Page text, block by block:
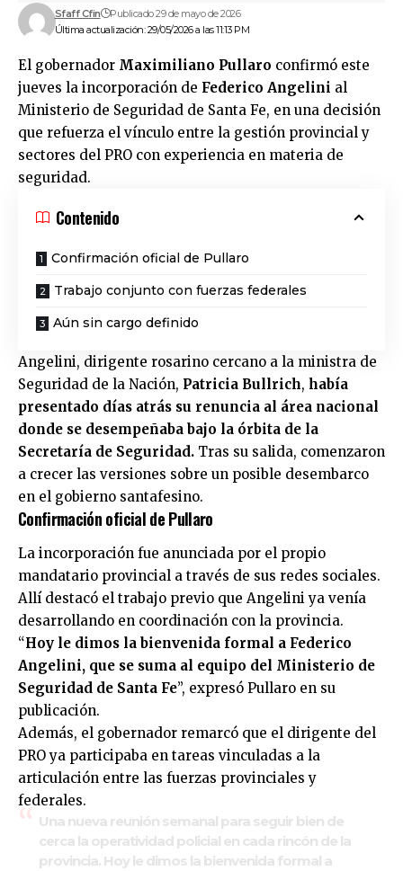
Última actualización: 29/05/2026 a las 11:13 PM
Sfaff Cfin Publicado 29 de mayo de 2026
El gobernador Maximiliano Pullaro confirmó este
jueves la incorporación de Federico Angelini al
Ministerio de Seguridad de Santa Fe, en una decisión
que refuerza el vínculo entre la gestión provincial y
sectores del PRO con experiencia en materia de
seguridad.
Contenido
Confirmación oficial de Pullaro
Trabajo conjunto con fuerzas federales
Aún sin cargo definido
Angelini, dirigente rosarino cercano a la ministra de
Seguridad de la Nación, Patricia Bullrich, había
presentado días atrás su renuncia al área nacional
donde se desempeñaba bajo la órbita de la
Secretaría de Seguridad. Tras su salida, comenzaron
a crecer las versiones sobre un posible desembarco
en el gobierno santafesino.
Confirmación oficial de Pullaro
La incorporación fue anunciada por el propio
mandatario provincial a través de sus redes sociales.
Allí destacó el trabajo previo que Angelini ya venía
desarrollando en coordinación con la provincia.
“Hoy le dimos la bienvenida formal a Federico
Angelini, que se suma al equipo del Ministerio de
Seguridad de Santa Fe”, expresó Pullaro en su
publicación.
Además, el gobernador remarcó que el dirigente del
PRO ya participaba en tareas vinculadas a la
articulación entre las fuerzas provinciales y
federales.
Una nueva reunión semanal para seguir bien de
cerca la operatividad policial en cada rincón de la
provincia. Hoy le dimos la bienvenida formal a